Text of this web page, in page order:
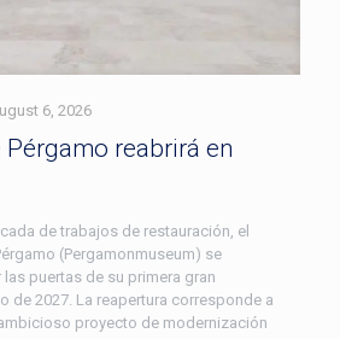
6, 2026
reabrirá en
de trabajos de restauración, el
(Pergamonmuseum) se
las puertas de su primera gran
de 2027. La reapertura corresponde a
proyecto de modernización